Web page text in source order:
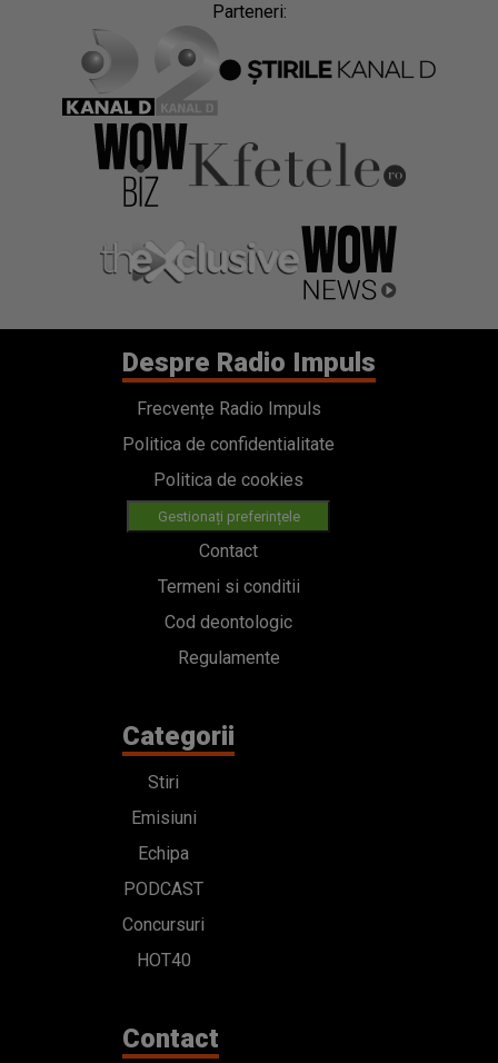
Parteneri:
Despre Radio Impuls
Frecvențe Radio Impuls
Politica de confidentialitate
Politica de cookies
Gestionați preferințele
Contact
Termeni si conditii
Cod deontologic
Regulamente
Categorii
Stiri
Emisiuni
Echipa
PODCAST
Concursuri
HOT40
Contact